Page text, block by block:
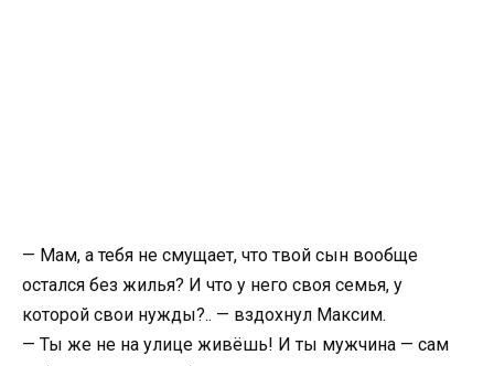
— Мам, а тебя не смущает, что твой сын вообще
остался без жилья? И что у него своя семья, у
которой свои нужды?.. — вздохнул Максим.
— Ты же не на улице живёшь! И ты мужчина — сам